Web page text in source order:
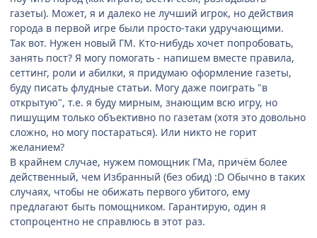
газеты). Может, я и далеко не лучший игрок, но действия
города в первой игре были просто-таки удручающими.
Так вот. Нужен новый ГМ. Кто-нибудь хочет попробовать,
занять пост? Я могу помогать - напишем вместе правила,
сеттинг, роли и абилки, я придумаю оформление газеты,
буду писать флудные статьи. Могу даже поиграть "в
открытую", т.е. я буду мирным, знающим всю игру, но
пишущим только объективно по газетам (хотя это довольно
сложно, но могу постараться). Или никто не горит
желанием?
В крайнем случае, нужем помощник ГМа, причём более
действенный, чем Избранный (без обид) :D Обычно в таких
случаях, чтобы не обижать первого убитого, ему
предлагают быть помощником. Гарантирую, один я
стопроцентно не справлюсь в этот раз.